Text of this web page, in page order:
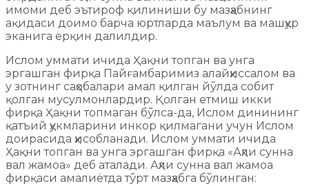
имоми деб эътироф қилиниши бу мазҳабнинг
ақидаси доимо барча юртларда маълум ва машҳур
эканига ёрқин далилдир.
Ислом уммати ичида Ҳақни топган ва унга
эргашган фирқа Пайғамбаримиз алайҳиссалом ва
у зотнинг саҳобалари амал қилган йўлда собит
қолган мусулмонлардир. Қолган етмиш икки
фирқа Ҳақни топмаган бўлса-да, Ислом динининг
қатъий ҳукмларини инкор қилмагани учун Ислом
доирасида ҳисобланади. Ислом уммати ичида
Ҳақни топган ва унга эргашган фирқа «Аҳли сунна
вал жамоа» деб аталади. Аҳли сунна вал жамоа
фирқаси амалиётда тўрт мазҳабга бўлинган: